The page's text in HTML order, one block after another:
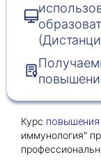
Курс повышения
иммунология"